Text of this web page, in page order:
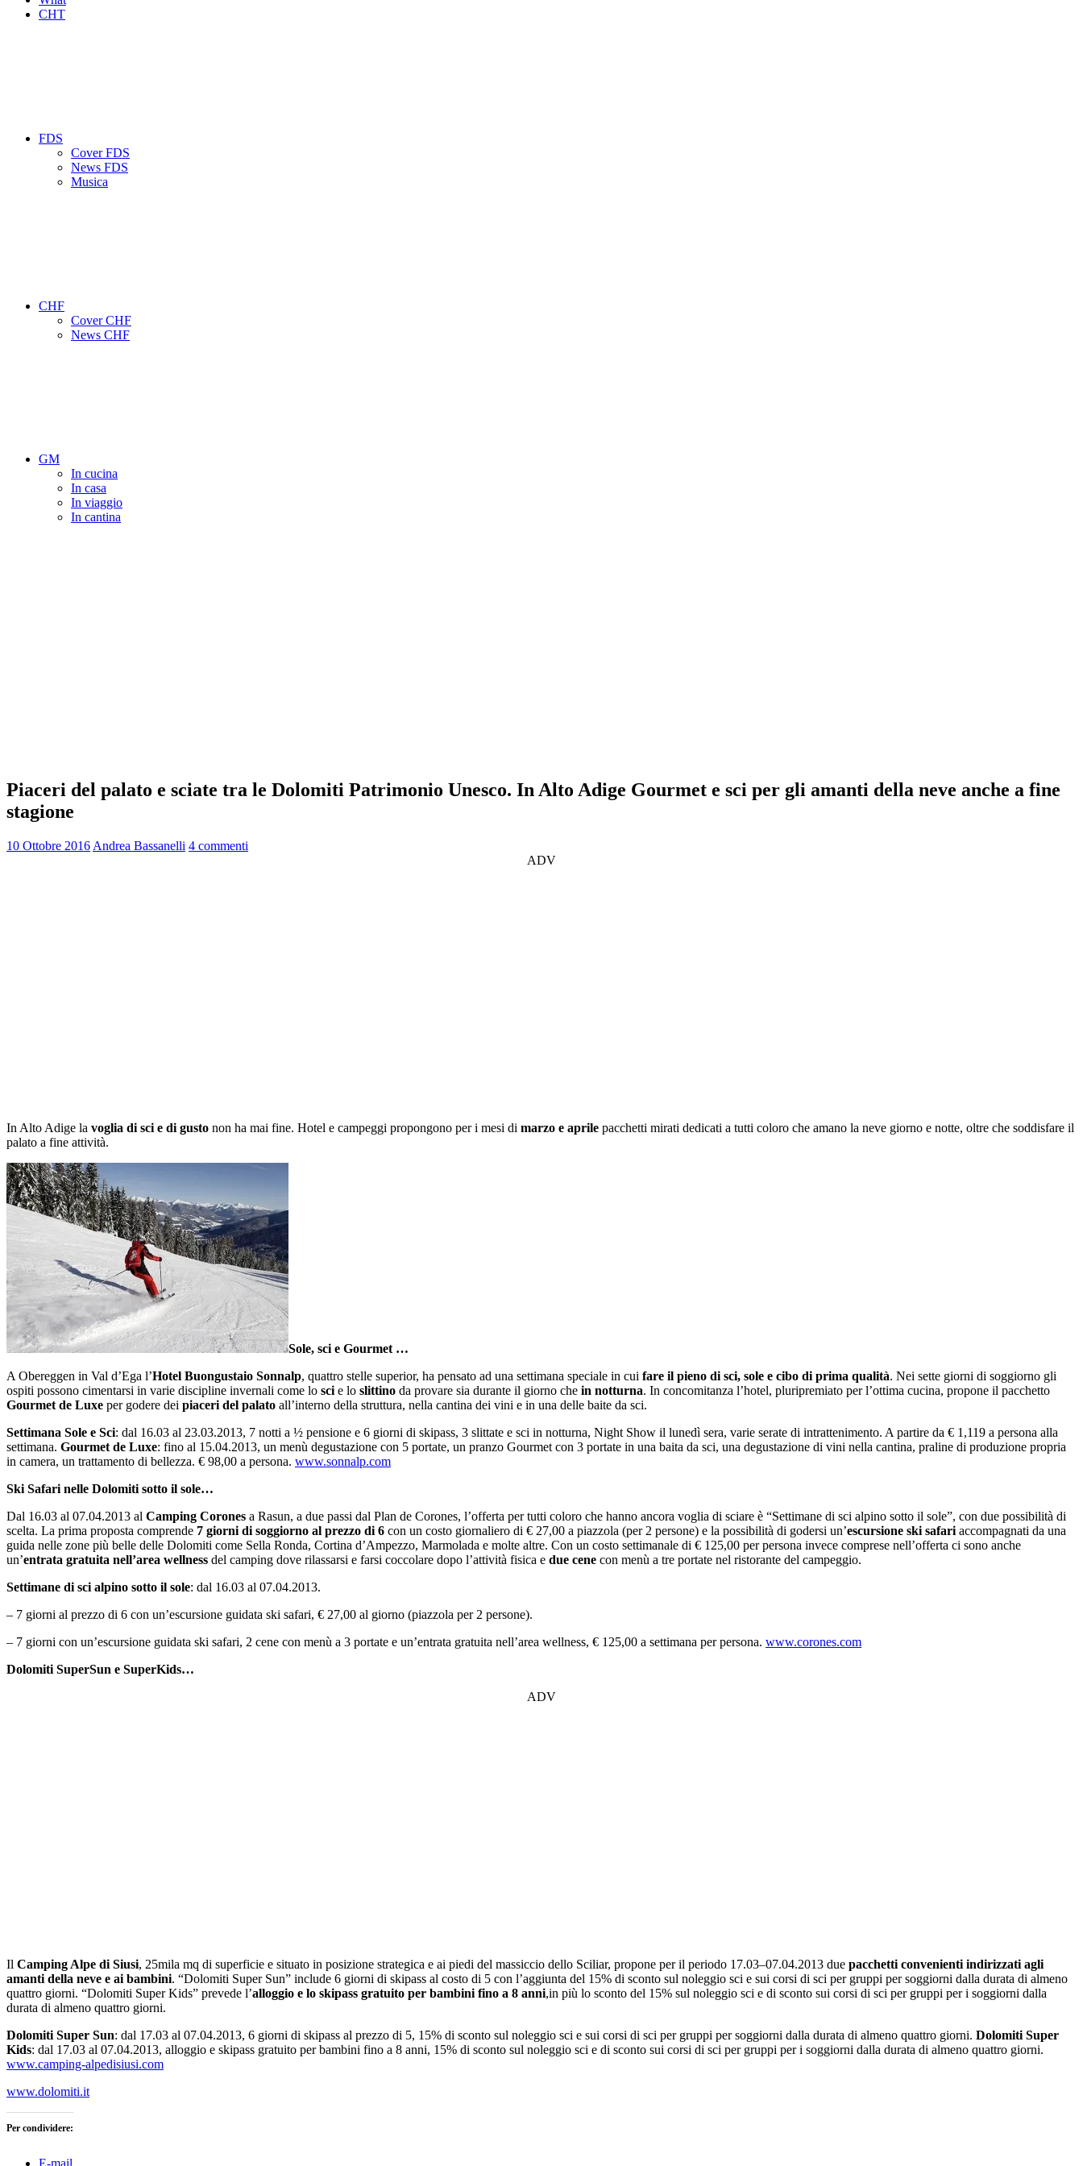
CHT
FDS
Cover FDS
News FDS
Musica
CHF
Cover CHF
News CHF
GM
In cucina
In casa
In viaggio
In cantina
Piaceri del palato e sciate tra le Dolomiti Patrimonio Unesco. In Alto Adige Gourmet e sci per gli amanti della neve anche a fine
stagione
10 Ottobre 2016 Andrea Bassanelli 4 commenti
ADV
In Alto Adige la voglia di sci e di gusto non ha mai fine. Hotel e campeggi propongono per i mesi di marzo e aprile pacchetti mirati dedicati a tutti coloro che amano la neve giorno e notte, oltre che soddisfare il
palato a fine attività.
Sole, sci e Gourmet …
A Obereggen in Val d’Ega l’Hotel Buongustaio Sonnalp, quattro stelle superior, ha pensato ad una settimana speciale in cui fare il pieno di sci, sole e cibo di prima qualità. Nei sette giorni di soggiorno gli
ospiti possono cimentarsi in varie discipline invernali come lo sci e lo slittino da provare sia durante il giorno che in notturna. In concomitanza l’hotel, pluripremiato per l’ottima cucina, propone il pacchetto
Gourmet de Luxe per godere dei piaceri del palato all’interno della struttura, nella cantina dei vini e in una delle baite da sci.
Settimana Sole e Sci: dal 16.03 al 23.03.2013, 7 notti a ½ pensione e 6 giorni di skipass, 3 slittate e sci in notturna, Night Show il lunedì sera, varie serate di intrattenimento. A partire da € 1,119 a persona alla
settimana. Gourmet de Luxe: fino al 15.04.2013, un menù degustazione con 5 portate, un pranzo Gourmet con 3 portate in una baita da sci, una degustazione di vini nella cantina, praline di produzione propria
in camera, un trattamento di bellezza. € 98,00 a persona. www.sonnalp.com
Ski Safari nelle Dolomiti sotto il sole…
Dal 16.03 al 07.04.2013 al Camping Corones a Rasun, a due passi dal Plan de Corones, l’offerta per tutti coloro che hanno ancora voglia di sciare è “Settimane di sci alpino sotto il sole”, con due possibilità di
scelta. La prima proposta comprende 7 giorni di soggiorno al prezzo di 6 con un costo giornaliero di € 27,00 a piazzola (per 2 persone) e la possibilità di godersi un’escursione ski safari accompagnati da una
guida nelle zone più belle delle Dolomiti come Sella Ronda, Cortina d’Ampezzo, Marmolada e molte altre. Con un costo settimanale di € 125,00 per persona invece comprese nell’offerta ci sono anche
un’entrata gratuita nell’area wellness del camping dove rilassarsi e farsi coccolare dopo l’attività fisica e due cene con menù a tre portate nel ristorante del campeggio.
Settimane di sci alpino sotto il sole: dal 16.03 al 07.04.2013.
– 7 giorni al prezzo di 6 con un’escursione guidata ski safari, € 27,00 al giorno (piazzola per 2 persone).
– 7 giorni con un’escursione guidata ski safari, 2 cene con menù a 3 portate e un’entrata gratuita nell’area wellness, € 125,00 a settimana per persona. www.corones.com
Dolomiti SuperSun e SuperKids…
ADV
Il Camping Alpe di Siusi, 25mila mq di superficie e situato in posizione strategica e ai piedi del massiccio dello Sciliar, propone per il periodo 17.03–07.04.2013 due pacchetti convenienti indirizzati agli
amanti della neve e ai bambini. “Dolomiti Super Sun” include 6 giorni di skipass al costo di 5 con l’aggiunta del 15% di sconto sul noleggio sci e sui corsi di sci per gruppi per soggiorni dalla durata di almeno
quattro giorni. “Dolomiti Super Kids” prevede l’alloggio e lo skipass gratuito per bambini fino a 8 anni,in più lo sconto del 15% sul noleggio sci e di sconto sui corsi di sci per gruppi per i soggiorni dalla
durata di almeno quattro giorni.
Dolomiti Super Sun: dal 17.03 al 07.04.2013, 6 giorni di skipass al prezzo di 5, 15% di sconto sul noleggio sci e sui corsi di sci per gruppi per soggiorni dalla durata di almeno quattro giorni. Dolomiti Super
Kids: dal 17.03 al 07.04.2013, alloggio e skipass gratuito per bambini fino a 8 anni, 15% di sconto sul noleggio sci e di sconto sui corsi di sci per gruppi per i soggiorni dalla durata di almeno quattro giorni.
www.camping-alpedisiusi.com
www.dolomiti.it
Per condividere:
E-mail